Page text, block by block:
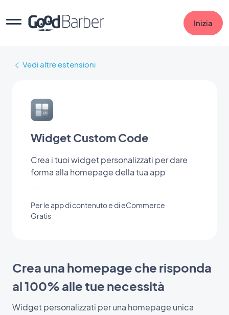
Inizia
Vedi altre estensioni
Widget Custom Code
Crea i tuoi widget personalizzati per dare
forma alla homepage della tua app
Per le app di contenuto e di eCommerce
Gratis
Crea una homepage che risponda
al 100% alle tue necessità
Widget personalizzati per una homepage unica